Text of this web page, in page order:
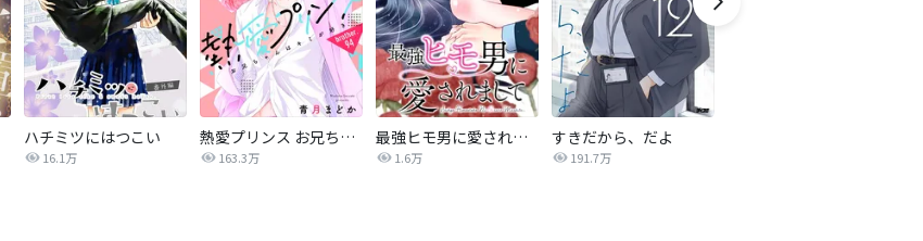
ハチミツにはつこい
16.1万
熱愛プリンス お兄ちゃんはキミが好き
163.3万
最強ヒモ男に愛されまして
1.6万
すきだから、だよ
191.7万